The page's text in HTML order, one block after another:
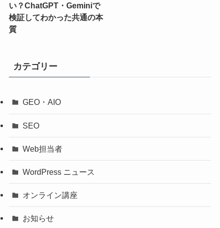
い？ChatGPT・Geminiで
検証してわかった共通の本
質
カテゴリー
GEO・AIO
SEO
Web担当者
WordPress ニュース
オンライン講座
お知らせ